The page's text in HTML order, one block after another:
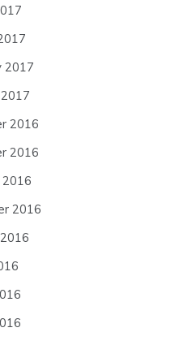
2017
2016
2016
2016